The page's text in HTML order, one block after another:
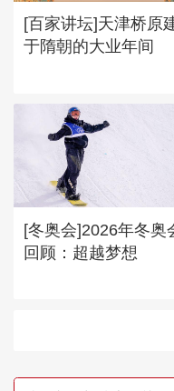
[百家讲坛]天津桥原
于隋朝的大业年间
[冬奥会]2026年冬奥
回顾：超越梦想